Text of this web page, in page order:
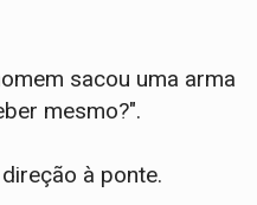
sacou uma arma
mesmo?".
à ponte.